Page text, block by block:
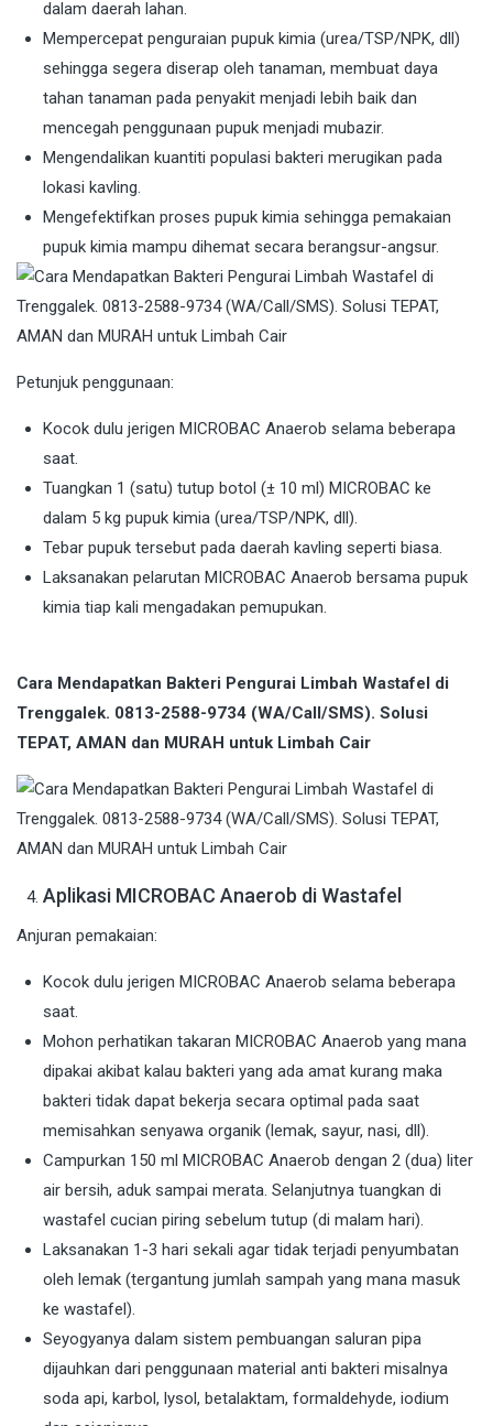
dalam daerah lahan.
Mempercepat penguraian pupuk kimia (urea/TSP/NPK, dll)
sehingga segera diserap oleh tanaman, membuat daya
tahan tanaman pada penyakit menjadi lebih baik dan
mencegah penggunaan pupuk menjadi mubazir.
Mengendalikan kuantiti populasi bakteri merugikan pada
lokasi kavling.
Mengefektifkan proses pupuk kimia sehingga pemakaian
pupuk kimia mampu dihemat secara berangsur-angsur.
Petunjuk penggunaan:
Kocok dulu jerigen MICROBAC Anaerob selama beberapa
saat.
Tuangkan 1 (satu) tutup botol (± 10 ml) MICROBAC ke
dalam 5 kg pupuk kimia (urea/TSP/NPK, dll).
Tebar pupuk tersebut pada daerah kavling seperti biasa.
Laksanakan pelarutan MICROBAC Anaerob bersama pupuk
kimia tiap kali mengadakan pemupukan.
Cara Mendapatkan Bakteri Pengurai Limbah Wastafel di
Trenggalek. 0813-2588-9734 (WA/Call/SMS). Solusi
TEPAT, AMAN dan MURAH untuk Limbah Cair
Aplikasi MICROBAC Anaerob di Wastafel
Anjuran pemakaian:
Kocok dulu jerigen MICROBAC Anaerob selama beberapa
saat.
Mohon perhatikan takaran MICROBAC Anaerob yang mana
dipakai akibat kalau bakteri yang ada amat kurang maka
bakteri tidak dapat bekerja secara optimal pada saat
memisahkan senyawa organik (lemak, sayur, nasi, dll).
Campurkan 150 ml MICROBAC Anaerob dengan 2 (dua) liter
air bersih, aduk sampai merata. Selanjutnya tuangkan di
wastafel cucian piring sebelum tutup (di malam hari).
Laksanakan 1-3 hari sekali agar tidak terjadi penyumbatan
oleh lemak (tergantung jumlah sampah yang mana masuk
ke wastafel).
Seyogyanya dalam sistem pembuangan saluran pipa
dijauhkan dari penggunaan material anti bakteri misalnya
soda api, karbol, lysol, betalaktam, formaldehyde, iodium